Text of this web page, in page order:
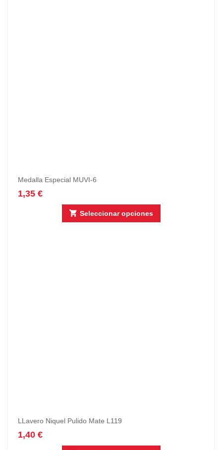
Medalla Especial MUVI-6
1,35 €
Seleccionar opciones
LLavero Niquel Pulido Mate L119
1,40 €